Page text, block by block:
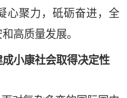
心聚力，砥砺奋进，全
高质量发展。
小康社会取得决定性